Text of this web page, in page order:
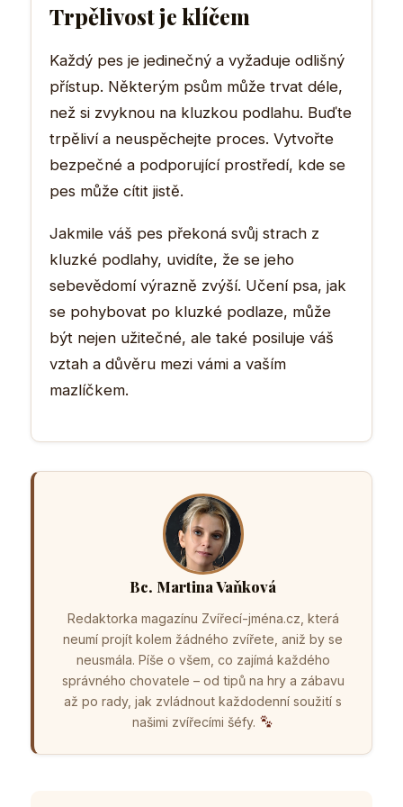
Trpělivost je klíčem
Každý pes je jedinečný a vyžaduje odlišný
přístup. Některým psům může trvat déle,
než si zvyknou na kluzkou podlahu. Buďte
trpěliví a neuspěchejte proces. Vytvořte
bezpečné a podporující prostředí, kde se
pes může cítit jistě.
Jakmile váš pes překoná svůj strach z
kluzké podlahy, uvidíte, že se jeho
sebevědomí výrazně zvýší. Učení psa, jak
se pohybovat po kluzké podlaze, může
být nejen užitečné, ale také posiluje váš
vztah a důvěru mezi vámi a vaším
mazlíčkem.
Bc. Martina Vaňková
Redaktorka magazínu Zvířecí-jména.cz, která
neumí projít kolem žádného zvířete, aniž by se
neusmála. Píše o všem, co zajímá každého
správného chovatele – od tipů na hry a zábavu
až po rady, jak zvládnout každodenní soužití s
našimi zvířecími šéfy.